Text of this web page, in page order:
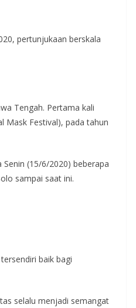
pertunjukaan berskala
Tengah. Pertama kali
Mask Festival), pada tahun
(15/6/2020) beberapa
sampai saat ini.
baik bagi
selalu menjadi semangat